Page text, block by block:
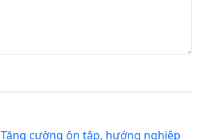
Tăng cường ôn tập, hướng nghiệp